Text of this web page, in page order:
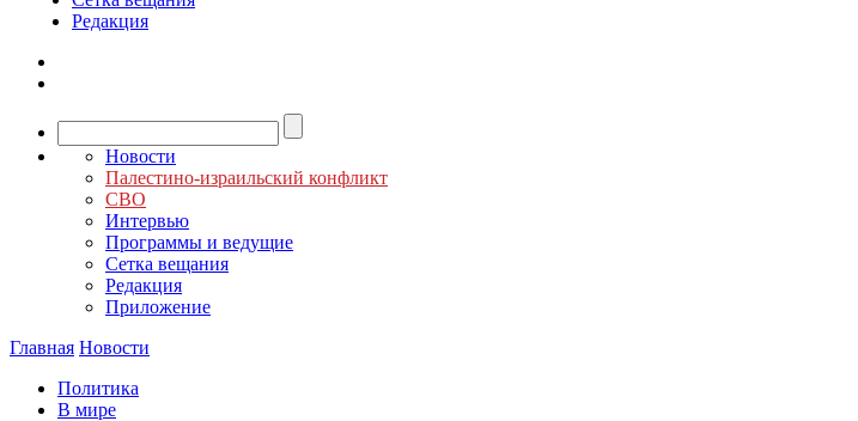
Редакция
Новости
Палестино-израильский конфликт
СВО
Интервью
Программы и ведущие
Сетка вещания
Редакция
Приложение
Главная Новости
Политика
В мире